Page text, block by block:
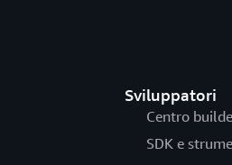
Sviluppatori
Centro
SDK e